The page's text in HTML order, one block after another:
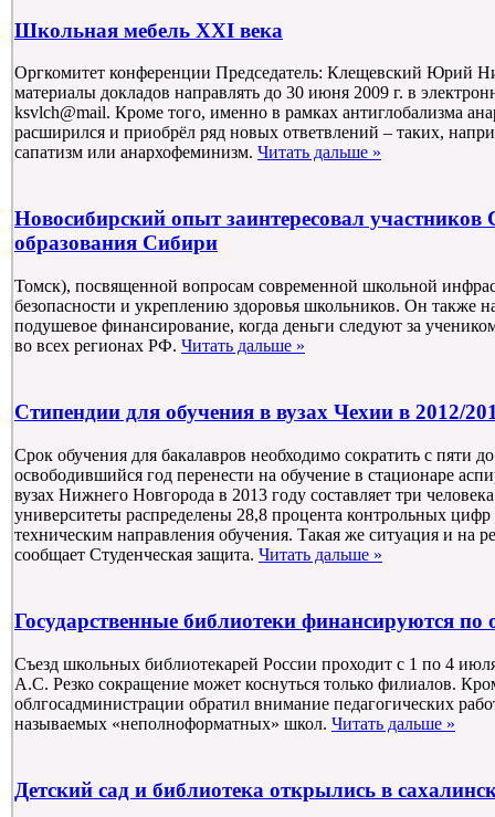
Школьная мебель XXI века
Оргкомитет конференции Председатель: Клещевский Юрий
материалы докладов направлять до 30 июня 2009 г. в
ksvlch@mail. Кроме того, именно в рамках антиглобализма
расширился и приобрёл ряд новых ответвлений – таких,
сапатизм или анархофеминизм. Читать дальше »
Новосибирский опыт заинтересовал участников
образования Сибири
Томск), посвященной вопросам современной школьной
безопасности и укреплению здоровья школьников. Он также
подушевое финансирование, когда деньги следуют за
во всех регионах РФ. Читать дальше »
Стипендии для обучения в вузах Чехии в 2012/
Срок обучения для бакалавров необходимо сократить с пяти
освободившийся год перенести на обучение в стационаре
вузах Нижнего Новгорода в 2013 году составляет три
университеты распределены 28,8 процента контрольных
техническим направления обучения. Такая же ситуация и на
сообщает Студенческая защита. Читать дальше »
Государственные библиотеки финансируются по
Съезд школьных библиотекарей России проходит с 1 по 4
А.С. Резко сокращение может коснуться только филиалов.
облгосадминистрации обратил внимание педагогических
называемых «неполноформатных» школ. Читать дальше »
Детский сад и библиотека открылись в